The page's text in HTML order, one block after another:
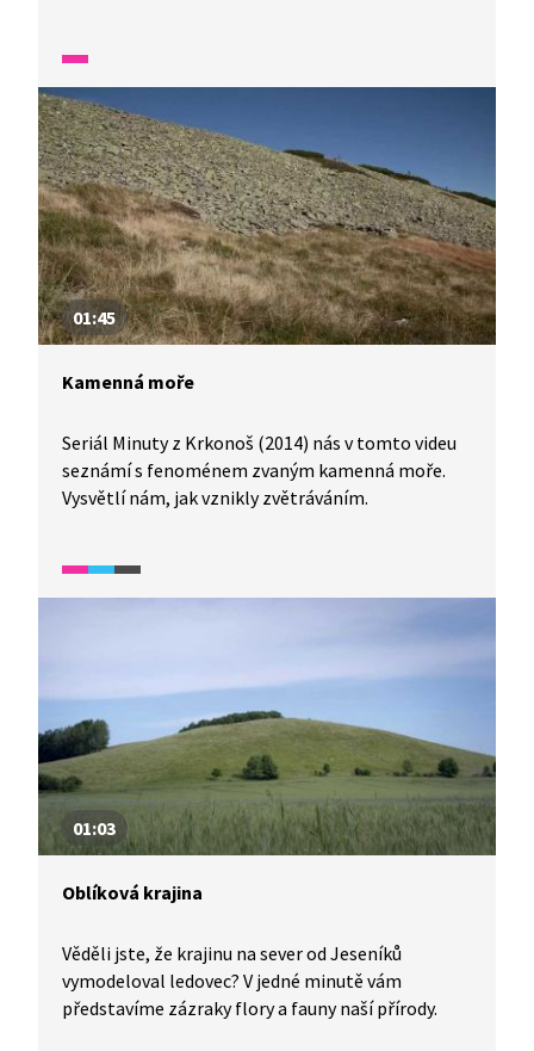
01:45
Kamenná moře
Seriál Minuty z Krkonoš (2014) nás v tomto videu
seznámí s fenoménem zvaným kamenná moře.
Vysvětlí nám, jak vznikly zvětráváním.
01:03
Oblíková krajina
Věděli jste, že krajinu na sever od Jeseníků
vymodeloval ledovec? V jedné minutě vám
představíme zázraky flory a fauny naší přírody.